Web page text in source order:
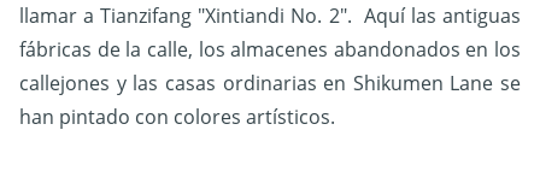
llamar a Tianzifang "Xintiandi No. 2". Aquí las antiguas
fábricas de la calle, los almacenes abandonados en los
callejones y las casas ordinarias en Shikumen Lane se
han pintado con colores artísticos.